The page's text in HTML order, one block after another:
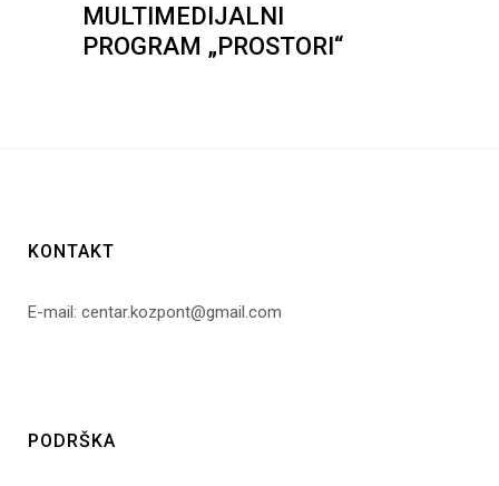
MULTIMEDIJALNI
PROGRAM „PROSTORI“
KONTAKT
E-mail: centar.kozpont@gmail.com
PODRŠKA